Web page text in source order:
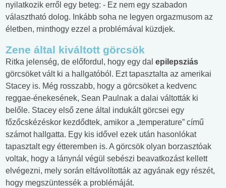
nyilatkozik erről egy beteg: - Ez nem egy szabadon
választható dolog. Inkább soha ne legyen orgazmusom az
életben, minthogy ezzel a problémával küzdjek.
Zene által kiváltott görcsök
Ritka jelenség, de előfordul, hogy egy dal epilepsziás
görcsöket vált ki a hallgatóból. Ezt tapasztalta az amerikai
Stacey is. Még rosszabb, hogy a görcsöket a kedvenc
reggae-énekesének, Sean Paulnak a dalai váltották ki
belőle. Stacey első zene által indukált görcsei egy
főzőcskézéskor kezdődtek, amikor a „temperature” című
számot hallgatta. Egy kis idővel ezek után hasonlókat
tapasztalt egy étteremben is. A görcsök olyan borzasztóak
voltak, hogy a lánynál végül sebészi beavatkozást kellett
elvégezni, mely során eltávolították az agyának egy részét,
hogy megszüntessék a problémáját.